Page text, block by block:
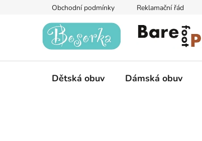
Obchodní podmínky Reklamační řád
Dětská obuv Dámská obuv